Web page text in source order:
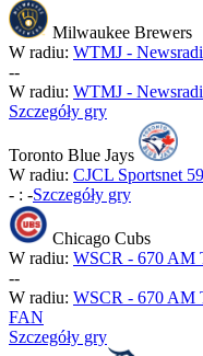
Milwaukee Brewers
W radiu: WTMJ -
--
W radiu: WTMJ -
Szczegóły gry
Toronto Blue Jays
W radiu: CJCL Sportsnet
- : -Szczegóły gry
Chicago Cubs
W radiu: WSCR - 670 AM
--
W radiu: WSCR - 670 AM
FAN
Szczegóły gry